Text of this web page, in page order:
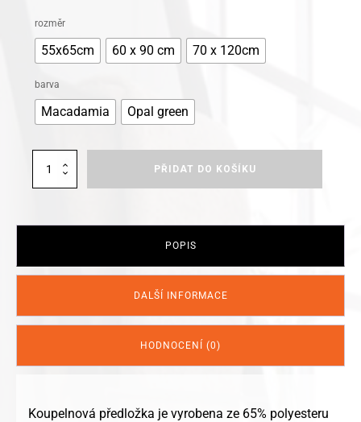
rozměr
55x65cm 60 x 90 cm 70 x 120cm
barva
Macadamia Opal green
Kleine
koupelnová
PŘIDAT DO KOŠÍKU
POPIS
DALŠÍ INFORMACE
HODNOCENÍ (0)
Koupelnová předložka je vyrobena ze 65% polyesteru